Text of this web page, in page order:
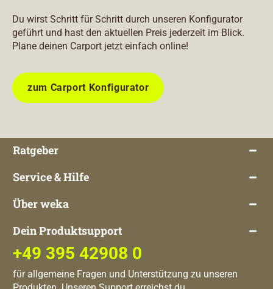
Du wirst Schritt für Schritt durch unseren Konfigurator
geführt und hast den aktuellen Preis jederzeit im Blick.
Plane deinen Carport jetzt einfach online!
zum Carport Konfigurator
Ratgeber
Service & Hilfe
Über weka
Dein Produktsupport
+49 395 42908 0
für allgemeine Fragen und Unterstützung zu unseren